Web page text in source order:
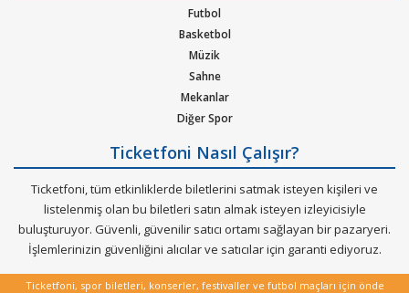
Nasıl Çalışır
Bilet Tipi ve Teslimat
Üyelik Doğrulama
Sık Sorulan Sorular
Futbol
Basketbol
Müzik
Sahne
Mekanlar
Diğer Spor
Ticketfoni Nasıl Çalışır?
Ticketfoni, tüm etkinliklerde biletlerini satmak isteyen kişileri ve
listelenmiş olan bu biletleri satın almak isteyen izleyicisiyle
buluşturuyor. Güvenli, güvenilir satıcı ortamı sağlayan bir pazaryeri.
İşlemlerinizin güvenliğini alıcılar ve satıcılar için garanti ediyoruz.
Ticketfoni, spor biletleri, konserler, festivaller ve futbol maçları için önde